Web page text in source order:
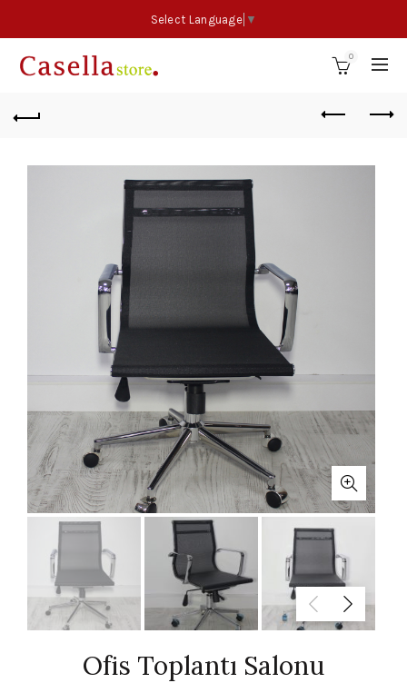
Select Language ▼
0
Ofis Toplantı Salonu